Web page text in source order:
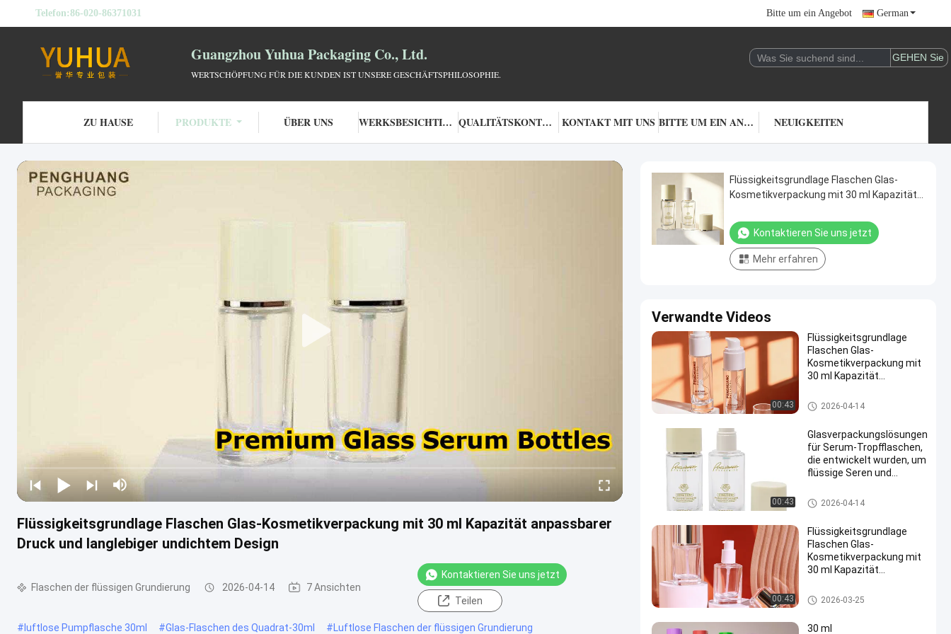
Telefon:86-020-86371031 Bitte um ein Angebot German
Guangzhou Yuhua Packaging Co., Ltd.
WERTSCHÖPFUNG FÜR DIE KUNDEN IST UNSERE GESCHÄFTSPHILOSOPHIE.
ZU HAUSE PRODUKTE ÜBER UNS WERKSBESICHTIGUNG QUALITÄTSKONTROLLE KONTAKT MIT UNS BITTE UM EIN ANGEBOT NEUIGKEITEN
Flüssigkeitsgrundlage Flaschen Glas-Kosmetikverpackung mit 30 ml Kapazität anpassbarer
Druck und langlebiger undichtem Design
Flaschen der flüssigen Grundierung 2026-04-14 7 Ansichten
Kontaktieren Sie uns jetzt
Teilen
#luftlose Pumpflasche 30ml #Glas-Flaschen des Quadrat-30ml #Luftlose Flaschen der flüssigen Grundierung
Flüssigkeitsgrundlage Flaschen Glas-
Kosmetikverpackung mit 30 ml Kapazität
undichtem Design
Kontaktieren Sie uns jetzt
Mehr erfahren
Verwandte Videos
00:43
Flüssigkeitsgrundlage
Flaschen Glas-
Kosmetikverpackung mit
30 ml Kapazität
langlebiger undichtem
Design
Flaschen der flüssigen Grundi
erung
2026-04-14
00:43
Glasverpackungslösungen
für Serum-Tropfflaschen,
die entwickelt wurden, um
flüssige Seren und
effizient zu schützen und
zu dosieren
Flaschen der flüssigen Grundie
rung
2026-04-14
00:43
Flüssigkeitsgrundlage
Flaschen Glas-
Kosmetikverpackung mit
30 ml Kapazität
langlebiger undichtem
Design
Flaschen der flüssigen Grundi
erung
2026-03-25
30 ml